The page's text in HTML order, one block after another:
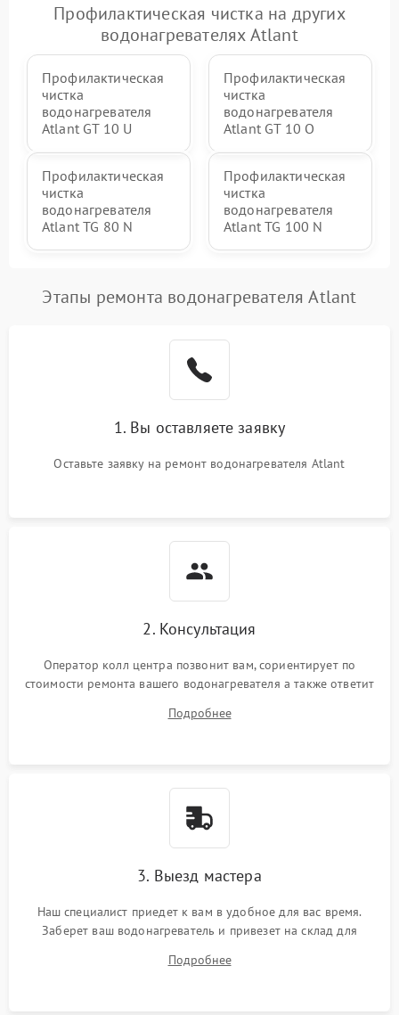
Профилактическая чистка на других
водонагревателях Atlant
Профилактическая
чистка
водонагревателя
Atlant GT 10 U
Профилактическая
чистка
водонагревателя
Atlant GT 10 O
Профилактическая
чистка
водонагревателя
Atlant TG 80 N
Профилактическая
чистка
водонагревателя
Atlant TG 100 N
Этапы ремонта водонагревателя Atlant
1. Вы оставляете заявку
Оставьте заявку на ремонт водонагревателя Atlant
2. Консультация
Оператор колл центра позвонит вам, сориентирует по
стоимости ремонта вашего водонагревателя а также ответит
Подробнее
3. Выезд мастера
Наш специалист приедет к вам в удобное для вас время.
Заберет ваш водонагреватель и привезет на склад для
Подробнее